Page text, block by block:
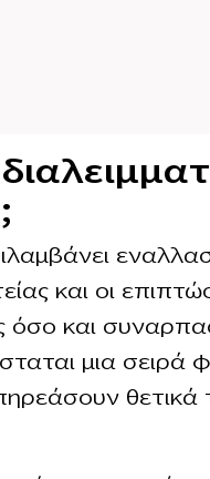
και οι
όσο και
μια σειρά
θετικά